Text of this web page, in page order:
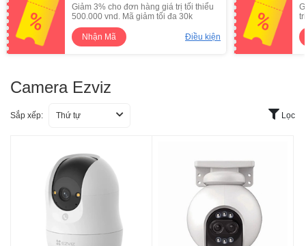
Giảm 3% cho đơn hàng giá trị tối thiểu
500.000 vnd. Mã giảm tối đa 30k
Nhận Mã
Điều kiện
Camera Ezviz
Sắp xếp: Thứ tự Lọc